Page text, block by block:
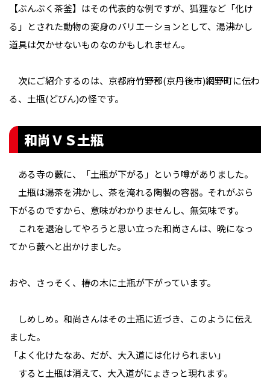
【ぶんぶく茶釜】はその代表的な例ですが、狐狸など「化け
る」とされた動物の変身のバリエーションとして、湯沸かし
道具は欠かせないものなのかもしれません。
次にご紹介するのは、京都府竹野郡(京丹後市)網野町に伝わ
る、土瓶(どびん)の怪です。
和尚ＶＳ土瓶
ある寺の藪に、「土瓶が下がる」という噂がありました。
土瓶は湯茶を沸かし、茶を淹れる陶製の容器。それがぶら
下がるのですから、意味がわかりませんし、無気味です。
これを退治してやろうと思い立った和尚さんは、晩になっ
てから藪へと出かけました。
――おや、さっそく、椿の木に土瓶が下がっています。
しめしめ。和尚さんはその土瓶に近づき、このように伝え
ました。
「よく化けたなあ、だが、大入道には化けられまい」
すると土瓶は消えて、大入道がにょきっと現れます。